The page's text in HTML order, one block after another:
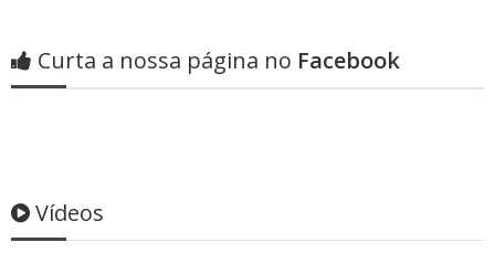
Curta a nossa página no Facebook
Vídeos